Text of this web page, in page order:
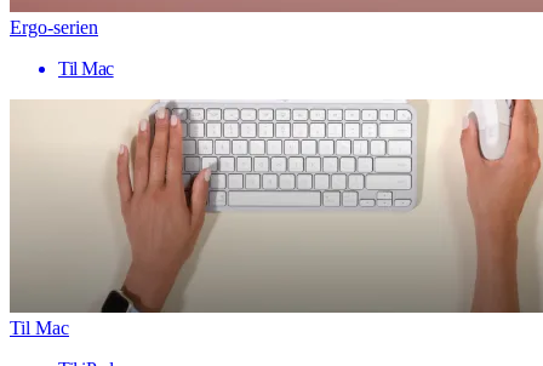
Ergo-serien
Til Mac
Til Mac